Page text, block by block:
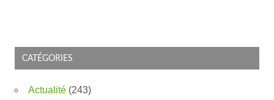
CATÉGORIES
Actualité (243)